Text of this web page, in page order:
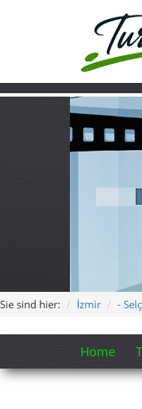
Sie sind hier: İzmir -
Home